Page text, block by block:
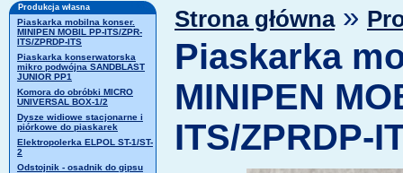
Produkcja własna
Piaskarka mobilna konser.
MINIPEN MOBIL PP-ITS/ZPR-
ITS/ZPRDP-ITS
Piaskarka konserwatorska
mikro podwójna SANDBLAST
JUNIOR PP1
Komora do obróbki MICRO
UNIVERSAL BOX-1/2
Dysze widiowe stacjonarne i
piórkowe do piaskarek
Elektropolerka ELPOL ST-1/ST-
2
Odstojnik - osadnik do gipsu
Strona główna»
Piaskarka
MINIPEN
ITS/ZPRDP-